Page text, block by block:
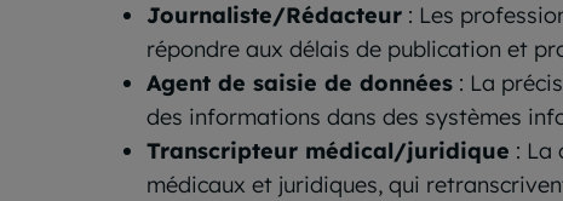
Journaliste/Rédacteur : Les
répondre aux délais de publication et
Agent de saisie de données : La
des informations dans des systèmes
Transcripteur médical/juridique : La
médicaux et juridiques, qui